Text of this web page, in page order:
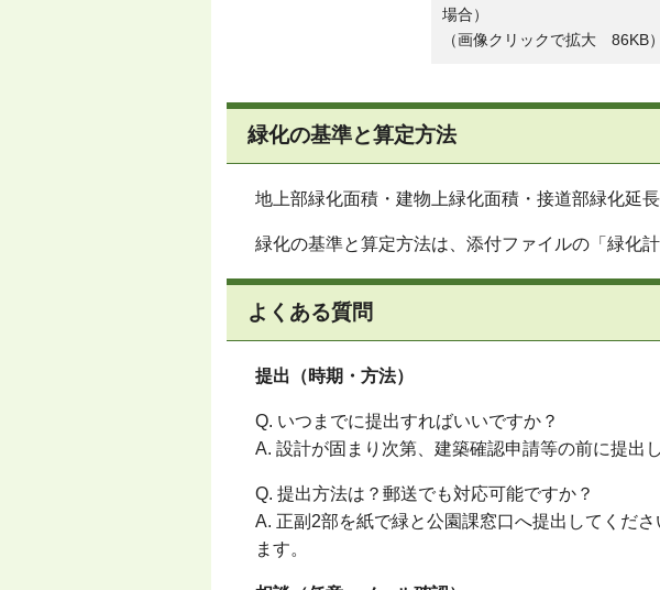
場合）
（画像クリックで拡大 86KB）
緑化の基準と算定方法
地上部緑化面積・建物上緑化面積・接道部緑化延
緑化の基準と算定方法は、添付ファイルの「緑化
よくある質問
提出（時期・方法）
Q. いつまでに提出すればいいですか？
A. 設計が固まり次第、建築確認申請等の前に提出
Q. 提出方法は？郵送でも対応可能ですか？
A. 正副 2部を紙で緑と公園課窓口へ提出してくだ
ます。